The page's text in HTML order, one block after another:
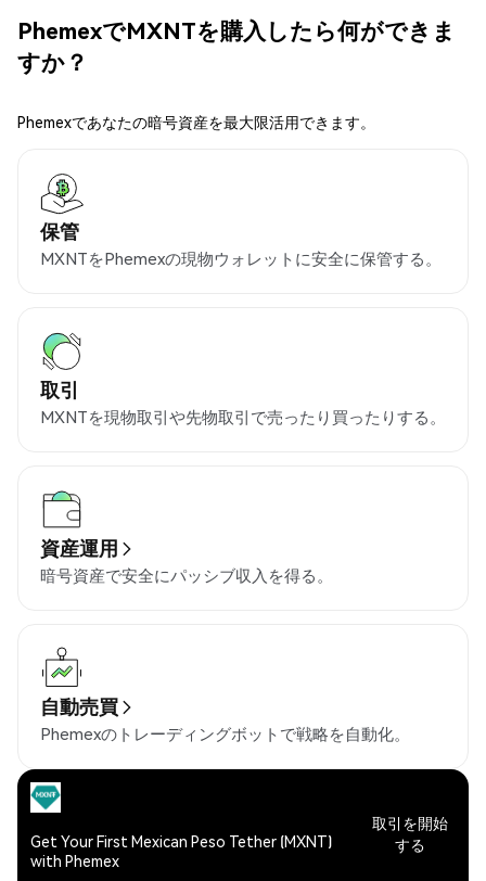
PhemexでMXNTを購入したら何ができま
すか？
Phemexであなたの暗号資産を最大限活用できます。
保管
MXNTをPhemexの現物ウォレットに安全に保管する。
取引
MXNTを現物取引や先物取引で売ったり買ったりする。
資産運用
暗号資産で安全にパッシブ収入を得る。
自動売買
Phemexのトレーディングボットで戦略を自動化。
Get Your First Mexican Peso Tether (MXNT)
with Phemex
取引を開始
する